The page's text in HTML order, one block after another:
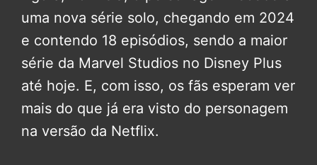
uma nova série solo, chegando em 2024
e contendo 18 episódios, sendo a maior
série da Marvel Studios no Disney Plus
até hoje. E, com isso, os fãs esperam ver
mais do que já era visto do personagem
na versão da Netflix.